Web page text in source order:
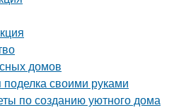
домов
своими руками
по созданию уютного дома